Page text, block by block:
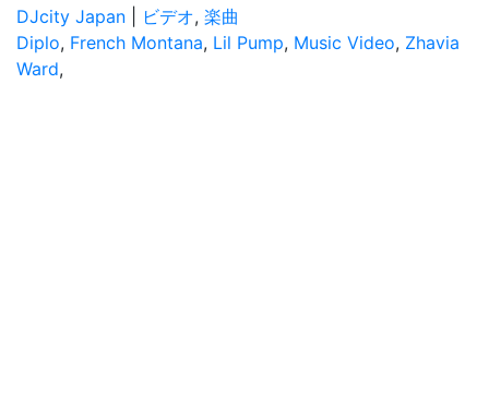
DJcity Japan
ビデオ, 楽曲
Diplo, French Montana, Lil Pump, Music Video, Zhavia
Ward,